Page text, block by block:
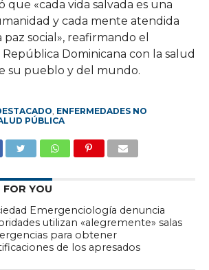
que «cada vida salvada es una
y cada mente atendida
paz social», reafirmando el
Dominicana con la salud
su pueblo y del mundo.
, ENFERMEDADES NO
PÚBLICA
FOR YOU
Emergenciología denuncia
utilizan «alegremente» salas
para obtener
de los apresados